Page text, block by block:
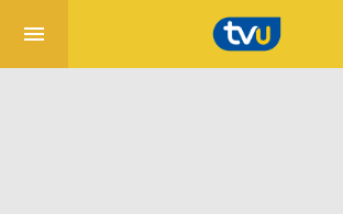
menu